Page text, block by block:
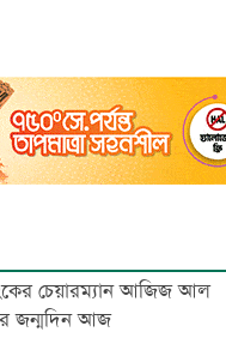
চেয়ারম্যান আজিজ আল
জন্মদিন আজ